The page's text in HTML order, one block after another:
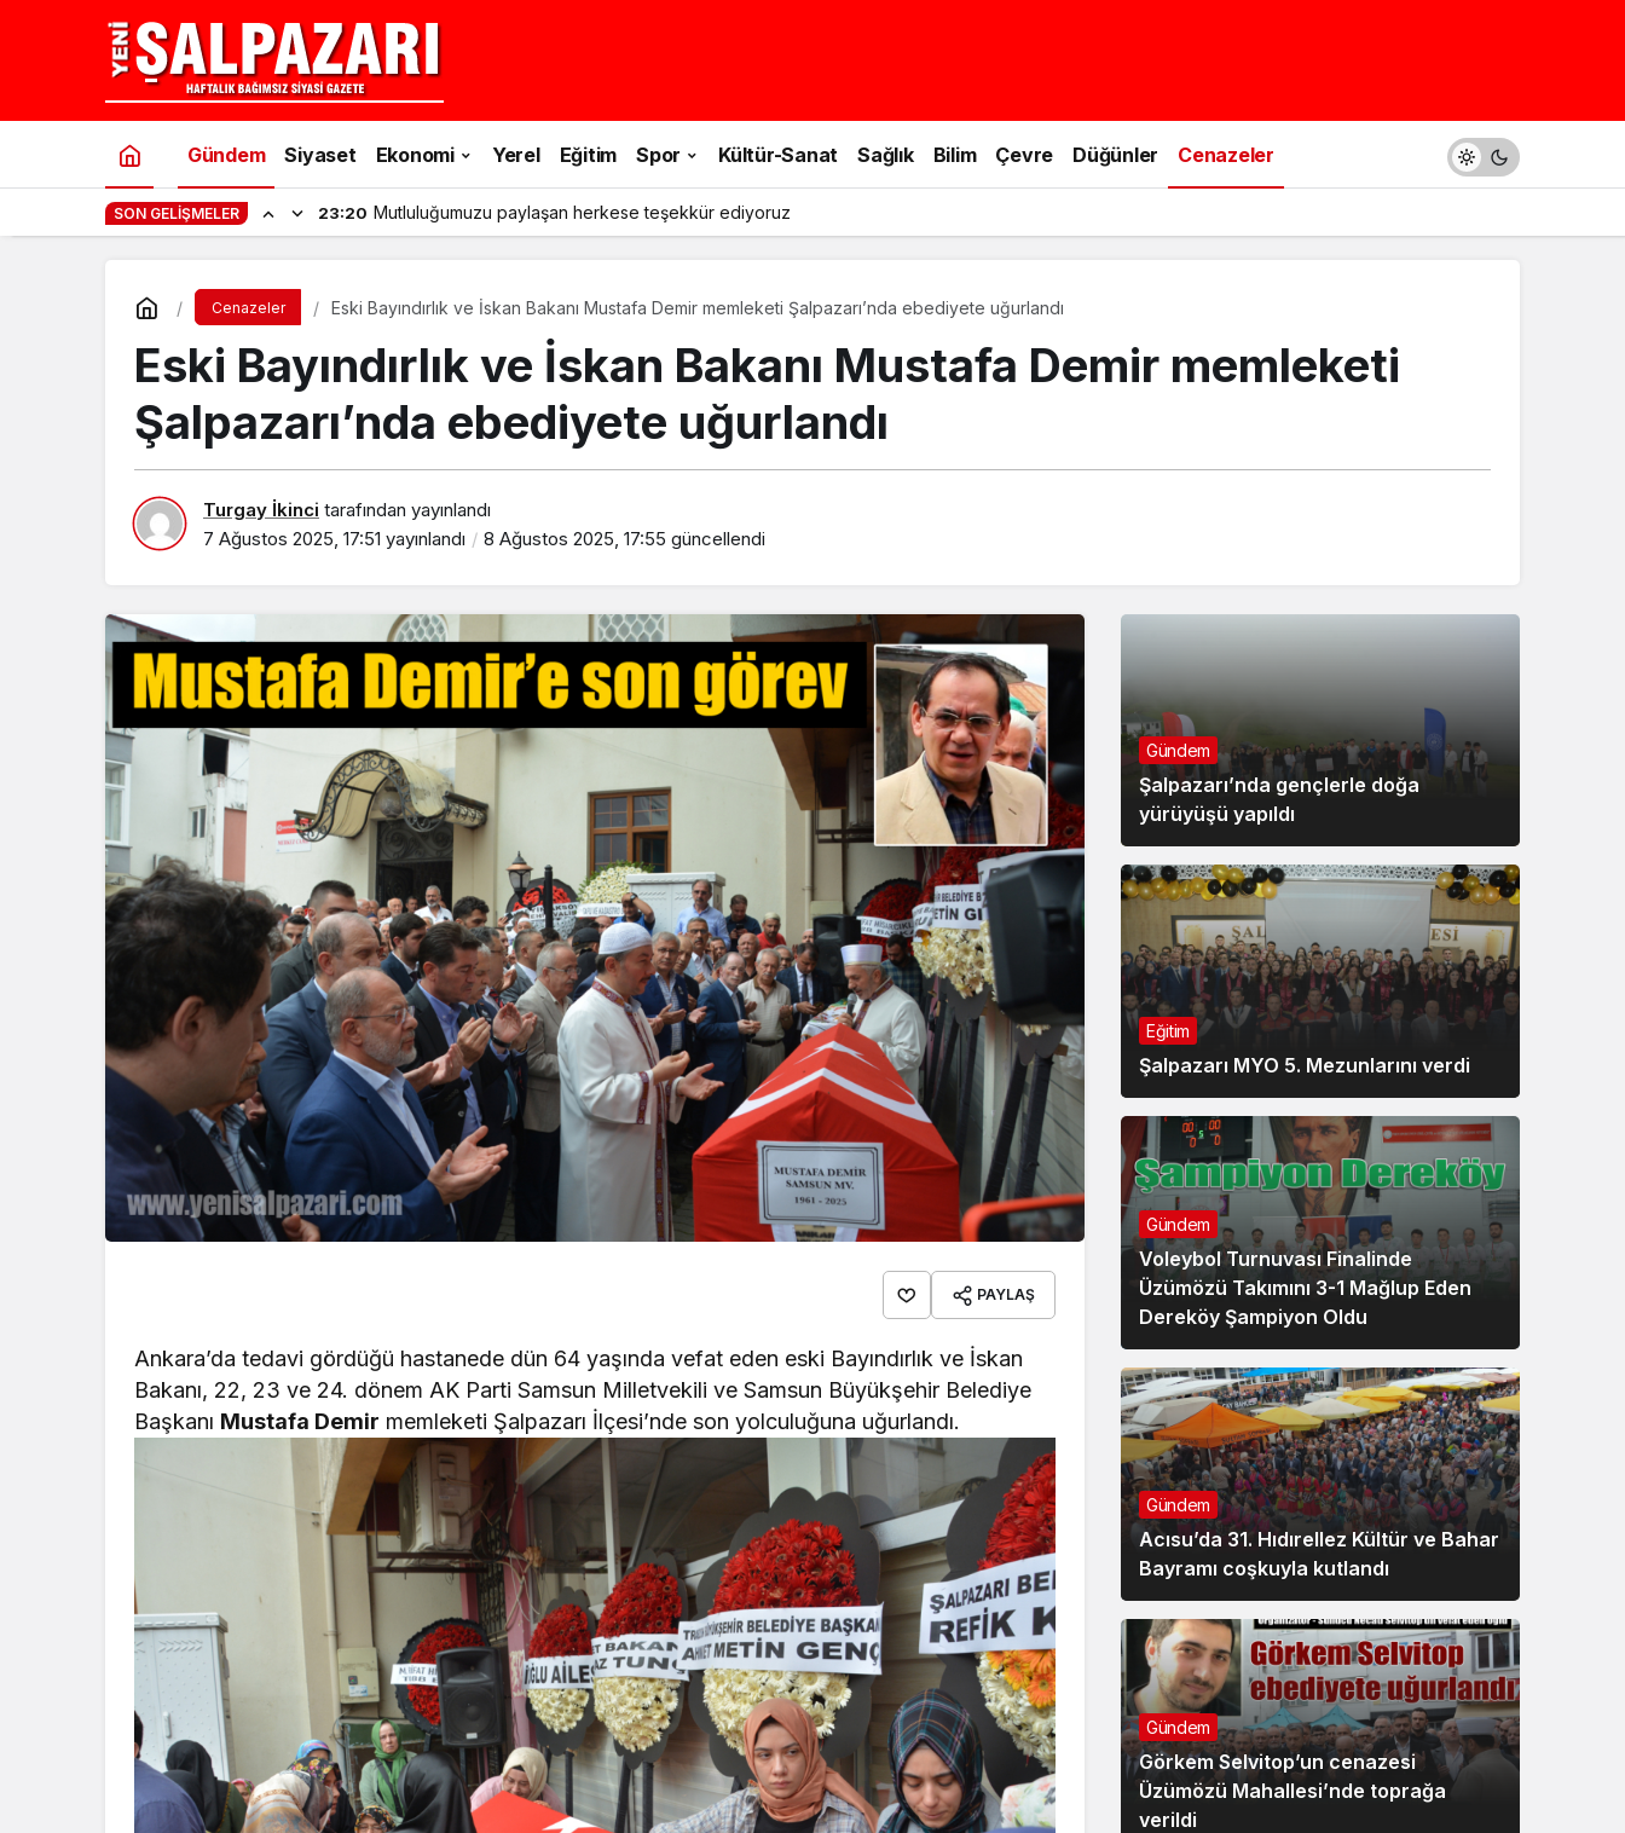
Gündem Siyaset Ekonomi Yerel Eğitim Spor Kültür-Sanat Sağlık Bilim Çevre Düğünler Cenazeler
SON GELIŞMELER 11:53 Şalpazarı’nda gençlerle doğa yürüyüşü yapıldı
Cenazeler Eski Bayındırlık ve İskan Bakanı Mustafa Demir memleketi Şalpazarı’nda ebediyete uğurlandı
Eski Bayındırlık ve İskan Bakanı Mustafa Demir memleketi
Şalpazarı’nda ebediyete uğurlandı
Turgay İkinci tarafından yayınlandı
7 Ağustos 2025, 17:51 yayınlandı 8 Ağustos 2025, 17:55 güncellendi
PAYLAŞ
Ankara’da tedavi gördüğü hastanede dün 64 yaşında vefat eden eski Bayındırlık ve İskan
Bakanı, 22, 23 ve 24. dönem AK Parti Samsun Milletvekili ve Samsun Büyükşehir Belediye
Başkanı Mustafa Demir memleketi Şalpazarı İlçesi’nde son yolculuğuna uğurlandı.
Gündem
Şalpazarı’nda gençlerle doğa
yürüyüşü yapıldı
Eğitim
Şalpazarı MYO 5. Mezunlarını verdi
Gündem
Voleybol Turnuvası Finalinde
Üzümözü Takımını 3-1 Mağlup Eden
Dereköy Şampiyon Oldu
Gündem
Acısu’da 31. Hıdırellez Kültür ve Bahar
Bayramı coşkuyla kutlandı
Gündem
Görkem Selvitop’un cenazesi
Üzümözü Mahallesi’nde toprağa
verildi